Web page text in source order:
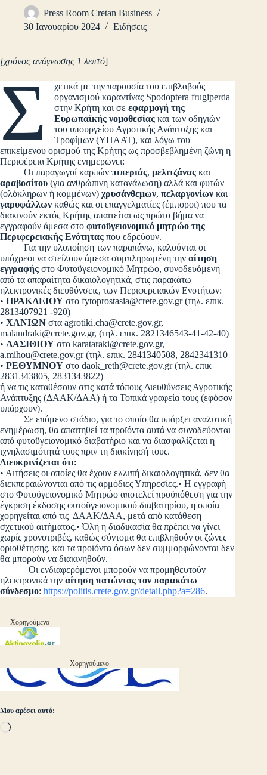
Press Room Cretan Business
30 Ιανουαρίου 2024
Ειδήσεις
[χρόνος ανάγνωσης 1 λεπτό]
Σ
χετικά με την παρουσία του επιβλαβούς
οργανισμού καραντίνας Spodoptera frugiperda
στην Κρήτη και σεεφαρμογή της
Ευρωπαϊκής νομοθεσίας και των οδηγιών
του υπουργείου Αγροτικής Ανάπτυξης και
Τροφίμων (ΥΠΑΑΤ), και λόγω του
επικείμενου ορισμού της Κρήτης ως προσβεβλημένη ζώνη η
Περιφέρεια Κρήτης ενημερώνει:
Οι παραγωγοί καρπών πιπεριάς, μελιτζάνας και
αραβοσίτου (για ανθρώπινη κατανάλωση) αλλά και φυτών
(ολόκληρων ή κομμένων) χρυσάνθεμων, πελαργονίων και
γαρυφάλλων καθώς και οι επαγγελματίες (έμποροι) που τα
διακινούν εκτός Κρήτης απαιτείται ως πρώτο βήμα να
εγγραφούν άμεσα στο φυτοϋγειονομικό μητρώο της
Περιφερειακής Ενότητας που εδρεύουν.
Για την υλοποίηση των παραπάνω, καλούνται οι
υπόχρεοι να στείλουν άμεσα συμπληρωμένη την αίτηση
εγγραφής στο Φυτοϋγειονομικό Μητρώο, συνοδευόμενη
από τα απαραίτητα δικαιολογητικά, στις παρακάτω
ηλεκτρονικές διευθύνσεις, των Περιφερειακών Ενοτήτων:
• ΗΡΑΚΛΕΙΟΥ στο fytoprostasia@crete.gov.gr(τηλ. επικ.
2813407921 -920)
• ΧΑΝΙΩΝ στα agrotiki.cha@crete.gov.gr,
malandraki@crete.gov.gr, (τηλ. επικ. 2821346543-41-42-40)
• ΛΑΣΙΘΙΟΥ στο karataraki@crete.gov.gr,
a.mihou@crete.gov.gr(τηλ. επικ. 2841340508, 2842341310
• ΡΕΘΥΜΝΟΥ στο daok_reth@crete.gov.gr(τηλ. επικ
2831343805, 2831343822)
ή να τις καταθέσουν στις κατά τόπους Διευθύνσεις Αγροτικής
Ανάπτυξης (ΔΑΑΚ/ΔΑΑ) ή τα Τοπικά γραφεία τους (εφόσον
υπάρχουν).
Σε επόμενο στάδιο, για το οποίο θα υπάρξει αναλυτική
ενημέρωση, θα απαιτηθεί τα προϊόντα αυτά να συνοδεύονται
από φυτοϋγειονομικό διαβατήριο και να διασφαλίζεται η
ιχνηλασιμότητά τους πριν τη διακίνησή τους.
Διευκρινίζεται ότι:
• Αιτήσεις οι οποίες θα έχουν ελλιπή δικαιολογητικά, δεν θα
διεκπεραιώνονται από τις αρμόδιες Υπηρεσίες.• Η εγγραφή
στο Φυτοϋγειονομικό Μητρώο αποτελεί προϋπόθεση για την
έγκριση έκδοσης φυτοϋγειονομικού διαβατηρίου, η οποία
χορηγείται από τις ΔΑΑΚ/ΔΑΑ, μετά από κατάθεση
σχετικού αιτήματος.• Όλη η διαδικασία θα πρέπει να γίνει
χωρίς χρονοτριβές, καθώς σύντομα θα επιβληθούν οι ζώνες
οριοθέτησης, και τα προϊόντα όσων δεν συμμορφώνονται δεν
θα μπορούν να διακινηθούν.
Οι ενδιαφερόμενοι μπορούν να προμηθευτούν
ηλεκτρονικά την αίτηση πατώντας τον παρακάτω
σύνδεσμο: https://politis.crete.gov.gr/detail.php?a=286.
Χορηγούμενο
Χορηγούμενο
Μου αρέσει αυτό:
Loading…